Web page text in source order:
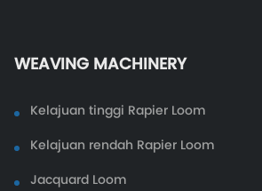
WEAVING MACHINERY
Kelajuan tinggi Rapier Loom
Kelajuan rendah Rapier Loom
Jacquard Loom